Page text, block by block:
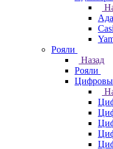
Рояли
Назад
Рояли